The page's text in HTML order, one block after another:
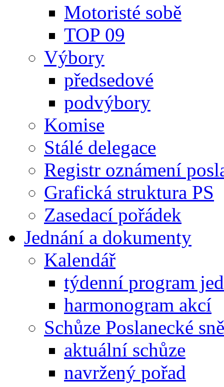
Motoristé sobě
TOP 09
Výbory
předsedové
podvýbory
Komise
Stálé delegace
Registr oznámení
Grafická struktura PS
Zasedací pořádek
Jednání a dokumenty
Kalendář
týdenní program
harmonogram akcí
Schůze Poslanecké
aktuální schůze
navržený pořad